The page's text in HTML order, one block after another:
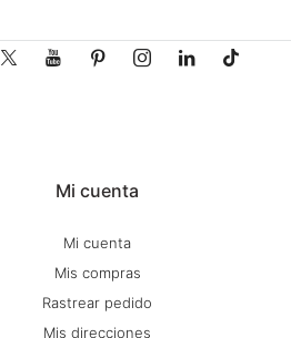
Mi cuenta
Mi cuenta
Mis compras
Rastrear pedido
Mis direcciones
     